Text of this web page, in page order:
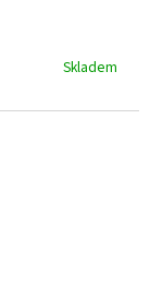
Skladem